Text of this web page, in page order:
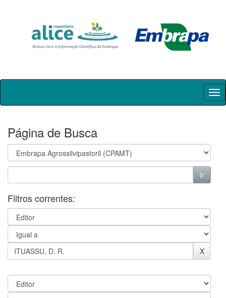
Skip
Página de Busca
Filtros correntes: